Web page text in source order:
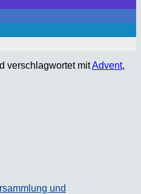
verschlagwortet mitAdvent,
und